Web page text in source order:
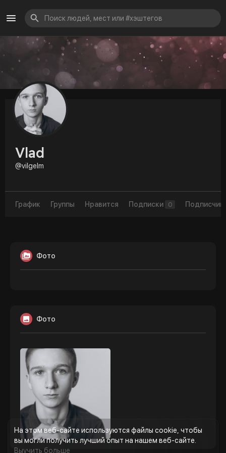
На этом веб-сайте используются файлы cookie, чтобы
вы могли получить лучший опыт на нашем веб-сайте.
Выучить больше
Vlad
@vilgelm
График Группы Нравится Подписки 0
Фото
Фото